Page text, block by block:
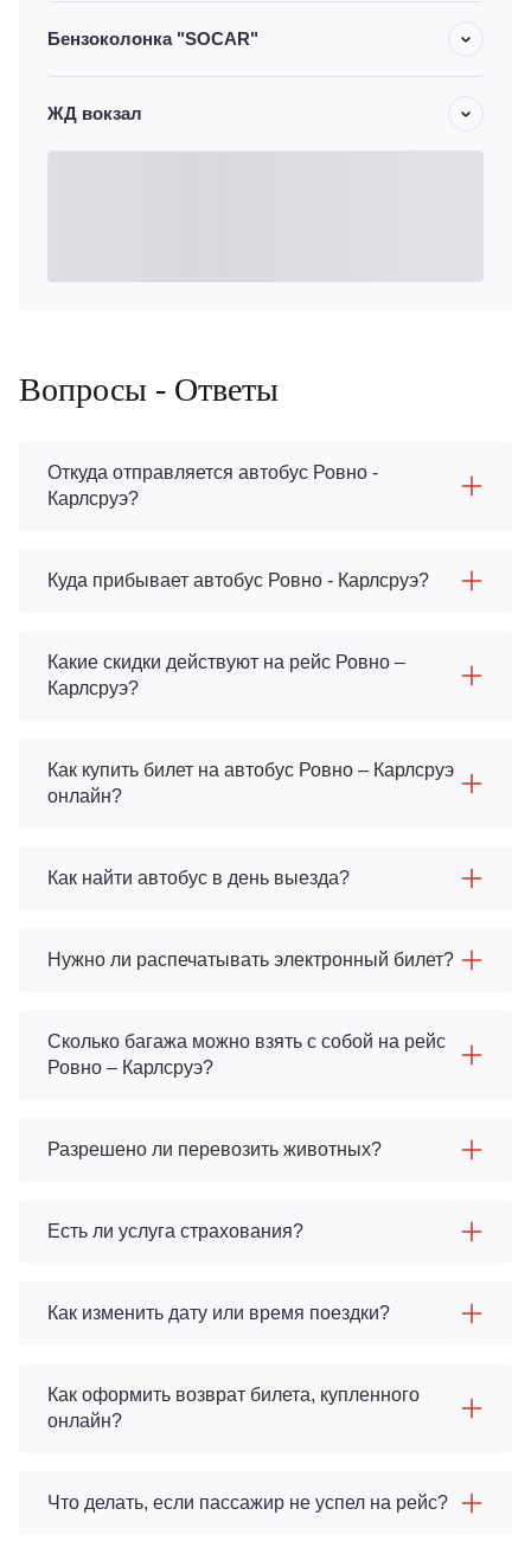
Бензоколонка "SOCAR"
ЖД вокзал
Вопросы - Ответы
Откуда отправляется автобус Ровно -
Карлсруэ?
Куда прибывает автобус Ровно - Карлсруэ?
Какие скидки действуют на рейс Ровно –
Карлсруэ?
Как купить билет на автобус Ровно – Карлсруэ
онлайн?
Как найти автобус в день выезда?
Нужно ли распечатывать электронный билет?
Сколько багажа можно взять с собой на рейс
Ровно – Карлсруэ?
Разрешено ли перевозить животных?
Есть ли услуга страхования?
Как изменить дату или время поездки?
Как оформить возврат билета, купленного
онлайн?
Что делать, если пассажир не успел на рейс?